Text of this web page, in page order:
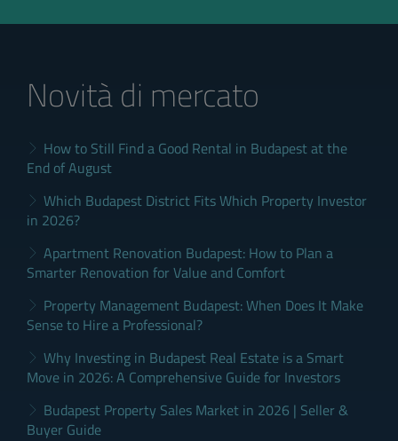
Novità di mercato
How to Still Find a Good Rental in Budapest at the
End of August
Which Budapest District Fits Which Property Investor
in 2026?
Apartment Renovation Budapest: How to Plan a
Smarter Renovation for Value and Comfort
Property Management Budapest: When Does It Make
Sense to Hire a Professional?
Why Investing in Budapest Real Estate is a Smart
Move in 2026: A Comprehensive Guide for Investors
Budapest Property Sales Market in 2026 | Seller &
Buyer Guide